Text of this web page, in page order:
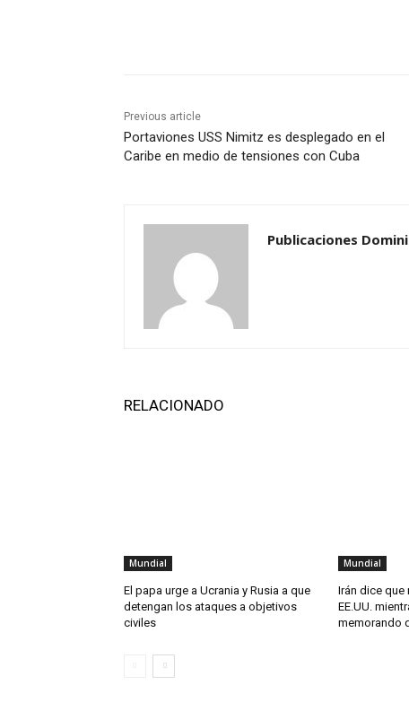
Previous article
Portaviones USS Nimitz es desplegado en el
Caribe en medio de tensiones con Cuba
Publicaciones
RELACIONADO
Mundial
El papa urge a Ucrania y Rusia a que
detengan los ataques a objetivos
civiles
Mundial
Irán dice que
EE.UU.
memorando